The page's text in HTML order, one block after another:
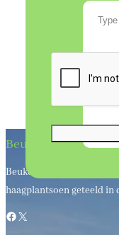
Beukenhaagkwekerij al
haagplantsoen geteeld
Facebook
X